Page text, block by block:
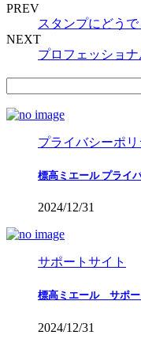
PREV
スタンプにどう
NEXT
プロフェッショ
プライバシーポリ
標高ミエール プライ
2024/12/31
サポートサイト
標高ミエール サポー
2024/12/31